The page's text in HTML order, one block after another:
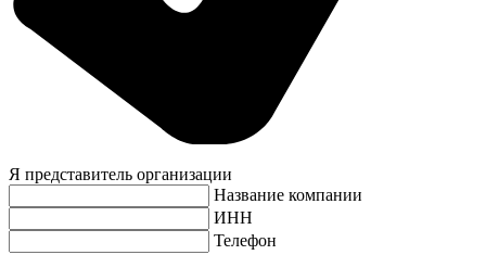
Я представитель организации
Название компании
ИНН
Телефон